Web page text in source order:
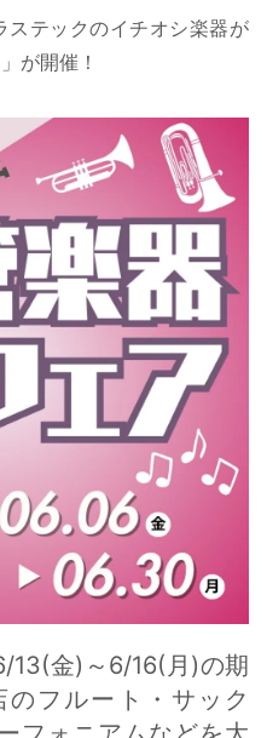
テックのイチオシ楽器が
が開催！
13(金)～6/16(月)の期
フルート・サック